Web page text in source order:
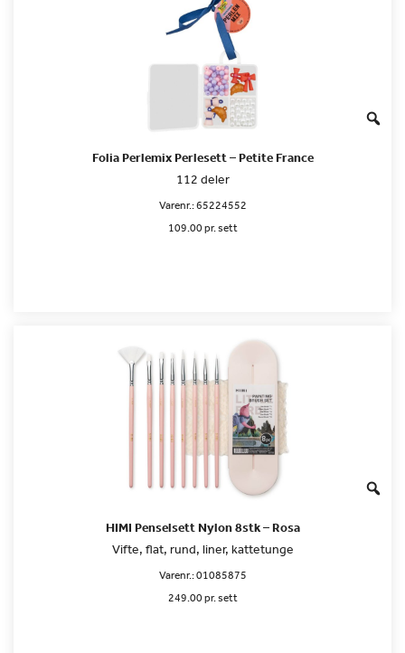
Folia Perlemix Perlesett – Petite France
112 deler
Varenr.:65224552
109.00 pr. sett
HIMI Penselsett Nylon 8stk – Rosa
Vifte, flat, rund, liner, kattetunge
Varenr.:01085875
249.00 pr. sett